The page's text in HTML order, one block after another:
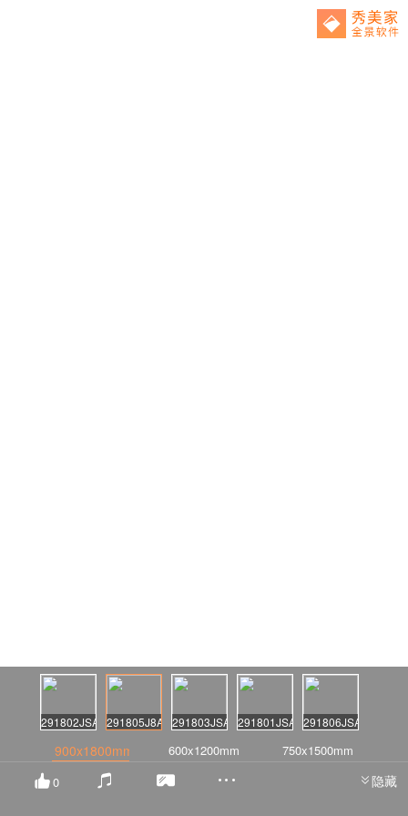
291802JSA 291805J8A 291803JSA 291801JSA 291806JSA
900x1800mm 600x1200mm
750x1500mm
0
隐藏